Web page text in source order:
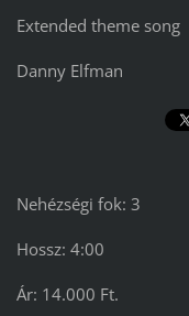
Extended theme song
Danny Elfman
Nehézségi fok: 3
Hossz: 4:00
Ár: 14.000 Ft.